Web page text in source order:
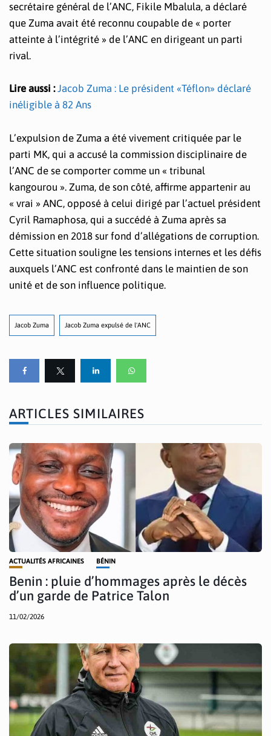
secrétaire général de l’ANC, Fikile Mbalula, a déclaré
que Zuma avait été reconnu coupable de « porter
atteinte à l’intégrité » de l’ANC en dirigeant un parti
rival.
Lire aussi :Jacob Zuma : Le président «Téflon» déclaré
inéligible à 82 Ans
L’expulsion de Zuma a été vivement critiquée par le
parti MK, qui a accusé la commission disciplinaire de
l’ANC de se comporter comme un « tribunal
kangourou ». Zuma, de son côté, affirme appartenir au
« vrai » ANC, opposé à celui dirigé par l’actuel président
Cyril Ramaphosa, qui a succédé à Zuma après sa
démission en 2018 sur fond d’allégations de corruption.
Cette situation souligne les tensions internes et les défis
auxquels l’ANC est confronté dans le maintien de son
unité et de son influence politique.
Jacob Zuma Jacob Zuma expulsé de l'ANC
ARTICLES SIMILAIRES
ACTUALITÉS AFRICAINES BÉNIN
Benin : pluie d’hommages après le décès
d’un garde de Patrice Talon
11/02/2026